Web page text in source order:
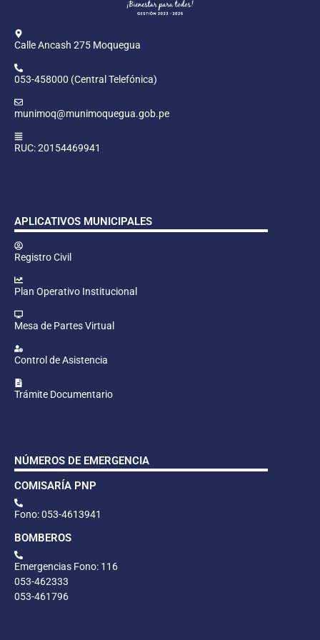
Calle Ancash 275 Moquegua
053-458000 (Central Telefónica)
munimoq@munimoquegua.gob.pe
RUC: 20154469941
APLICATIVOS MUNICIPALES
Registro Civil
Plan Operativo Institucional
Mesa de Partes Virtual
Control de Asistencia
Trámite Documentario
NÚMEROS DE EMERGENCIA
COMISARÍA PNP
Fono: 053-4613941
BOMBEROS
Emergencias Fono: 116
053-462333
053-461796